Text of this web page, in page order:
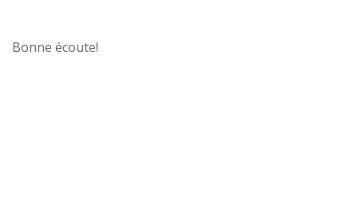
Bonne écoute!